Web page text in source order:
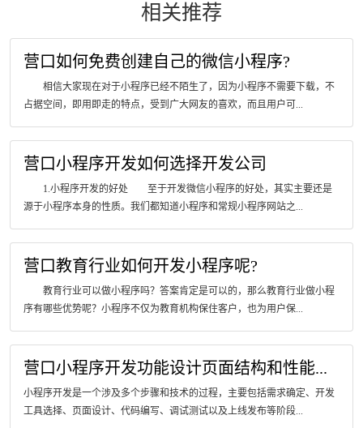
相关推荐
营口如何免费创建自己的微信小程序?
相信大家现在对于小程序已经不陌生了，因为小程序不需要下载，不
占据空间，即用即走的特点，受到广大网友的喜欢，而且用户可...
营口小程序开发如何选择开发公司
1.小程序开发的好处 至于开发微信小程序的好处，其实主要还是
源于小程序本身的性质。我们都知道小程序和常规小程序网站之...
营口教育行业如何开发小程序呢?
教育行业可以做小程序吗？答案肯定是可以的，那么教育行业做小程
序有哪些优势呢？小程序不仅为教育机构保住客户，也为用户保...
营口小程序开发功能设计页面结构和性能...
小程序开发是一个涉及多个步骤和技术的过程，主要包括需求确定、开发
工具选择、页面设计、代码编写、调试测试以及上线发布等阶段...